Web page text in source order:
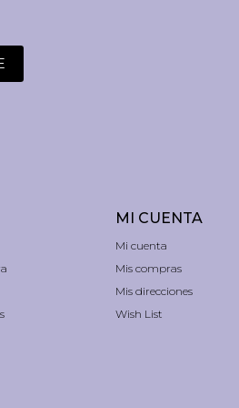
MI CUENTA
Mi cuenta
Mis compras
Mis direcciones
Wish List